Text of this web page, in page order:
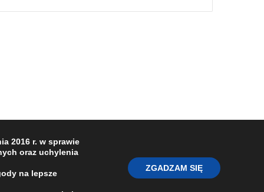
2016 r. w sprawie
oraz uchylenia
na lepsze
ZGADZAM SIĘ